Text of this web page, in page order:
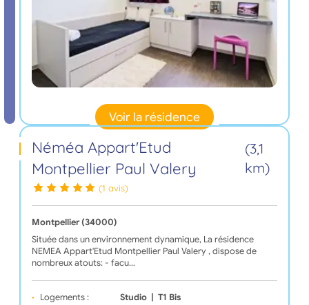
Voir la résidence
Néméa Appart'Etud
Montpellier Paul Valery
(3,1
km)
(1 avis)
Montpellier (34000)
Située dans un environnement dynamique, La résidence
NEMEA Appart'Etud Montpellier Paul Valery , dispose de
nombreux atouts: - facu…
Logements : Studio T1 Bis